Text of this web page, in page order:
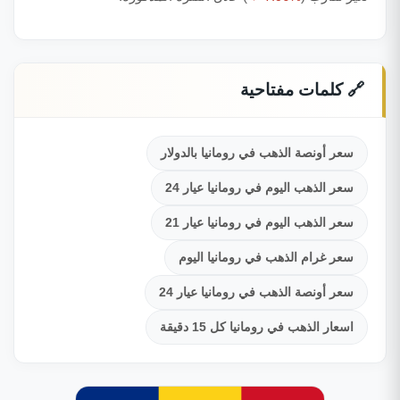
🔗 كلمات مفتاحية
سعر أونصة الذهب في رومانيا بالدولار
سعر الذهب اليوم في رومانيا عيار 24
سعر الذهب اليوم في رومانيا عيار 21
سعر غرام الذهب في رومانيا اليوم
سعر أونصة الذهب في رومانيا عيار 24
اسعار الذهب في رومانيا كل 15 دقيقة